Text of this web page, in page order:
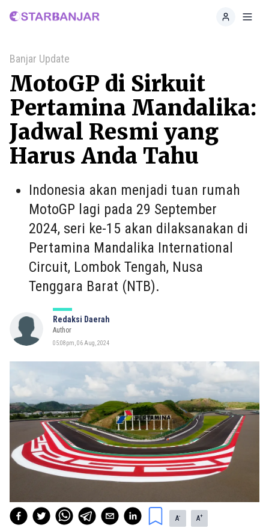
Home
Banjar Update
MotoGP di Sirkuit
Pertamina Mandalika:
Jadwal Resmi yang
Harus Anda Tahu
Indonesia akan menjadi tuan rumah
MotoGP lagi pada 29 September
2024, seri ke-15 akan dilaksanakan di
Pertamina Mandalika International
Circuit, Lombok Tengah, Nusa
Tenggara Barat (NTB).
Redaksi Daerah
Author
05:08pm, 06 Aug, 2024
A- A+